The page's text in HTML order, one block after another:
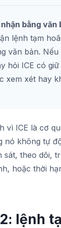
bằng văn
lệnh tạm
văn bản. Nếu
hỏi ICE có
xem xét hay
vì ICE là cơ
nó không tự
sát, theo dõi,
hoặc thời
lệnh